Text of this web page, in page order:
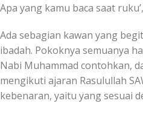
Apa yang kamu baca saat
Ada sebagian kawan yang
ibadah. Pokoknya semuanya
Nabi Muhammad contohkan,
mengikuti ajaran Rasulullah
kebenaran, yaitu yang sesuai